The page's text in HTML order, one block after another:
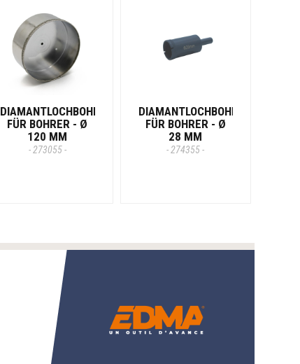
DIAMANTLOCHBOHRER
FÜR BOHRER - Ø
120 MM
- 273055 -
DIAMANTLOCHBOHRER
FÜR BOHRER - Ø
28 MM
- 274355 -